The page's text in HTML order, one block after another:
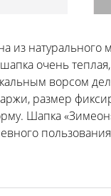
натурального
очень
ворсом
размер
Шапка